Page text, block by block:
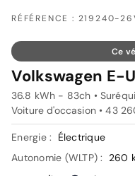
RÉFÉRENCE : 219240-
Ce
Volkswagen E-
36.8 kWh - 83ch •
Voiture d'occasion • 43
Energie :
Électrique
Autonomie (WLTP) :
260